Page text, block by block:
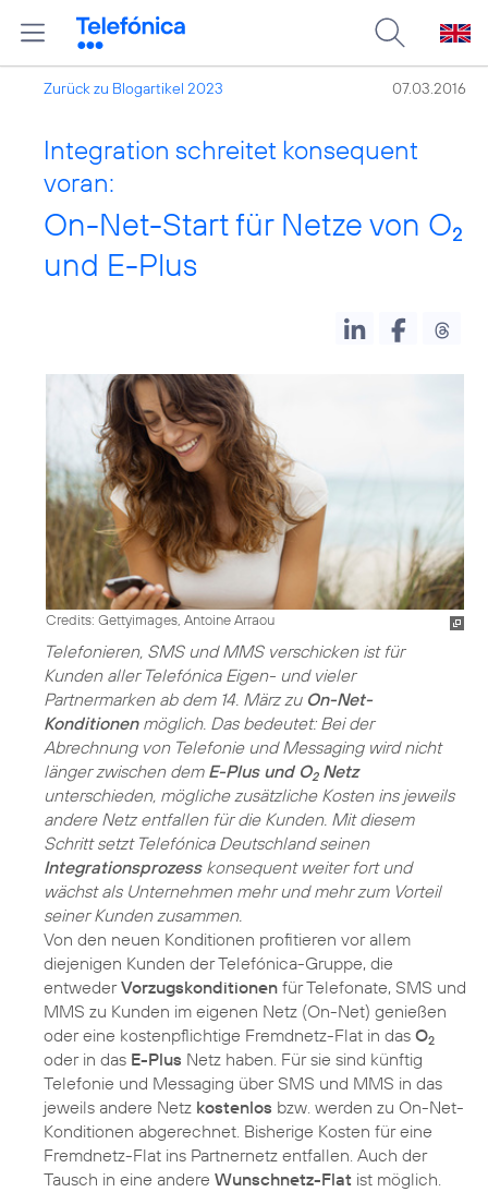
Zurück zu Blogartikel 2023 07.03.2016
Integration schreitet konsequent
voran:
On-Net-Start für Netze von O2
und E-Plus
Credits: Gettyimages, Antoine Arraou
Telefonieren, SMS und MMS verschicken ist für
Kunden aller Telefónica Eigen- und vieler
Partnermarken ab dem 14. März zu On-Net-
Konditionenmöglich. Das bedeutet: Bei der
Abrechnung von Telefonie und Messaging wird nicht
länger zwischen dem E-Plus und O2Netz
unterschieden, mögliche zusätzliche Kosten ins jeweils
andere Netz entfallen für die Kunden. Mit diesem
Schritt setzt Telefónica Deutschland seinen
Integrationsprozesskonsequent weiter fort und
wächst als Unternehmen mehr und mehr zum Vorteil
seiner Kunden zusammen.
Von den neuen Konditionen profitieren vor allem
diejenigen Kunden der Telefónica-Gruppe, die
entwederVorzugskonditionen für Telefonate, SMS und
MMS zu Kunden im eigenen Netz (On-Net) genießen
oder eine kostenpflichtige Fremdnetz-Flat in das O2
oder in das E-Plus Netz haben. Für sie sind künftig
Telefonie und Messaging über SMS und MMS in das
jeweils andere Netz kostenlos bzw. werden zu On-Net-
Konditionen abgerechnet. Bisherige Kosten für eine
Fremdnetz-Flat ins Partnernetz entfallen. Auch der
Tausch in eine andere Wunschnetz-Flat ist möglich.